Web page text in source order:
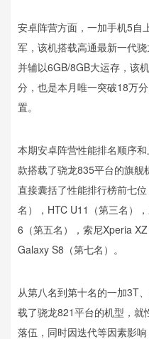
安卓阵营方面，一加手机5自
军，该机搭载高通最新一代
并辅以6GB/8GB大运存，该
分，也是本月唯一突破18万
置。
本期安卓阵营性能排名顺序
款搭载了骁龙835平台的旗舰
直接囊括了性能排行榜前七
名），HTC U11（第三名）
6（第五名），索尼Xperia
Galaxy S8（第七名）。
从第八名到第十名的一加3T
载了骁龙821平台的机型，
落伍，同时因迭代等因素影